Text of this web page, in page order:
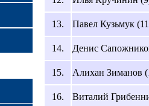
13. Павел Кузьмук
14. Денис
15. Алихан Зиманов
16. Виталий